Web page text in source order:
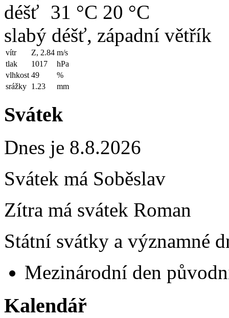
31 °C 20 °C
slabý déšť, západní větřík
vítr Z, 2.84 m/s
tlak
1017
hPa
vlhkost 49
%
srážky 1.23 mm
Svátek
Dnes je 8.8.2026
Svátek má Soběslav
Zítra má svátek Roman
Státní svátky a významné
Mezinárodní den
Kalendář